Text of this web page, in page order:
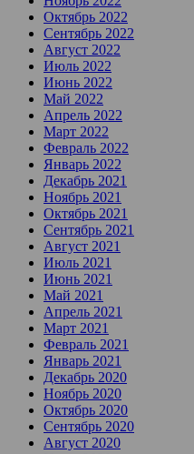
Октябрь 2022
Сентябрь 2022
Август 2022
Июль 2022
Июнь 2022
Май 2022
Апрель 2022
Март 2022
Февраль 2022
Январь 2022
Декабрь 2021
Ноябрь 2021
Октябрь 2021
Сентябрь 2021
Август 2021
Июль 2021
Июнь 2021
Май 2021
Апрель 2021
Март 2021
Февраль 2021
Январь 2021
Декабрь 2020
Ноябрь 2020
Октябрь 2020
Сентябрь 2020
Август 2020